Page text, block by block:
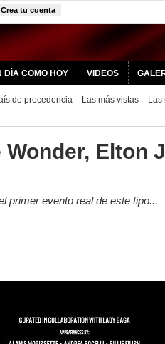
Crea tu cuenta
DÍA COMO HOY VIDEOS
de procedencia Las más vistas Las
Wonder, Elton
primer evento real de este tipo...